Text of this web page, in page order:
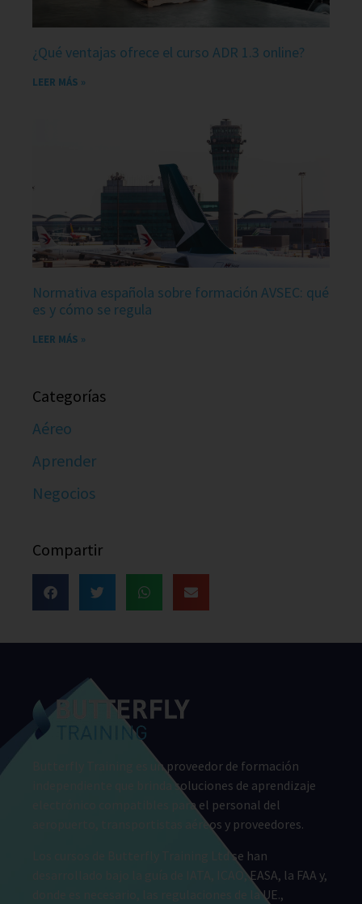
¿Qué ventajas ofrece el curso ADR 1.3 online?
LEER MÁS »
Normativa española sobre formación AVSEC: qué
es y cómo se regula
LEER MÁS »
Categorías
Aéreo
Aprender
Negocios
Compartir
Butterfly Training es un proveedor de formación
independiente que brinda soluciones de aprendizaje
electrónico compatibles para el personal del
aeropuerto, transportistas aéreos y proveedores.
Los cursos de Butterfly Training Ltd se han
desarrollado bajo la guía de IATA, ICAO, EASA, la FAA y,
donde es necesario, las regulaciones de la UE.,